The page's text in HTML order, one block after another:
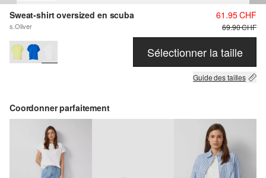
Sweat-shirt oversized en scuba
s.Oliver
61.95 CHF
69.90 CHF
Sélectionner la taille
Guide des tailles
Coordonner parfaitement